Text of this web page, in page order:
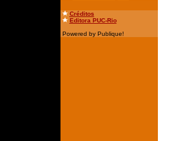
Créditos
Editora PUC-Rio
Powered by Publique!